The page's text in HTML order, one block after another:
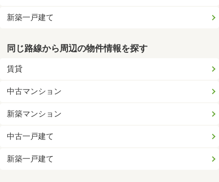
新築一戸建て
同じ路線から周辺の物件情報を探す
賃貸
中古マンション
新築マンション
中古一戸建て
新築一戸建て